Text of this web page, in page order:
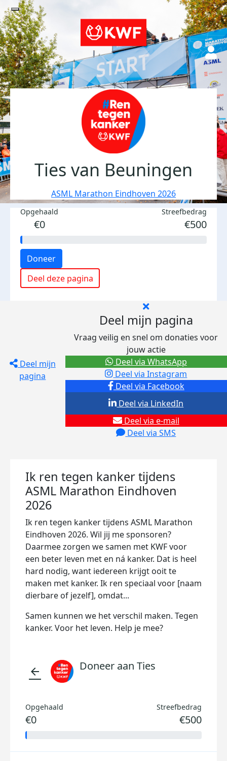
Ties van Beuningen
ASML Marathon Eindhoven 2026
Opgehaald
€0
Streefbedrag
€500
Doneer
Deel deze pagina
Deel mijn
pagina
Deel mijn pagina
Vraag veilig en snel om donaties voor
jouw actie
Deel via Facebook
Deel via Instagram
Deel via e-mail
Deel via SMS
Deel via LinkedIn
Deel via WhatsApp
Ik ren tegen kanker tijdens
ASML Marathon Eindhoven
2026
Ik ren tegen kanker tijdens ASML Marathon
Eindhoven 2026. Wil jij me sponsoren?
Daarmee zorgen we samen met KWF voor
een beter leven met en ná kanker. Dat is heel
hard nodig, want iedereen krijgt ooit te
maken met kanker. Ik ren speciaal voor [naam
dierbare of jezelf], omdat...
Samen kunnen we het verschil maken. Tegen
kanker. Voor het leven. Help je mee?
arrow_back Doneer aan Ties
Opgehaald
€0
Streefbedrag
€500